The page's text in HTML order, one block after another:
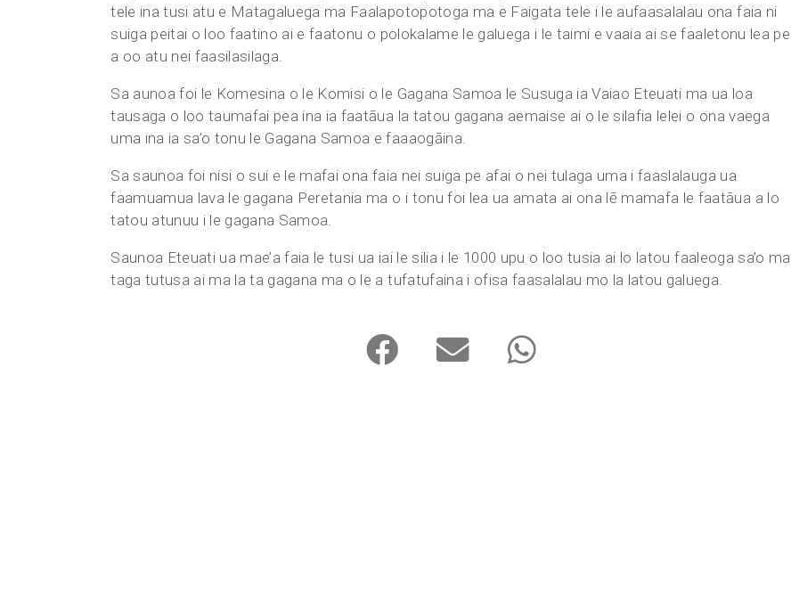
tele ina tusi atu e Matagaluega ma Faalapotopotoga ma e Faigata tele i le aufaasalalau ona faia ni
suiga peitai o loo faatino ai e faatonu o polokalame le galuega i le taimi e vaaia ai se faaletonu lea pe
a oo atu nei faasilasilaga.
Sa aunoa foi le Komesina o le Komisi o le Gagana Samoa le Susuga ia Vaiao Eteuati ma ua loa
tausaga o loo taumafai pea ina ia faatāua la tatou gagana aemaise ai o le silafia lelei o ona vaega
uma ina ia sa’o tonu le Gagana Samoa e faaaogāina.
Sa saunoa foi nisi o sui e le mafai ona faia nei suiga pe afai o nei tulaga uma i faaslalauga ua
faamuamua lava le gagana Peretania ma o i tonu foi lea ua amata ai ona lē mamafa le faatāua a lo
tatou atunuu i le gagana Samoa.
Saunoa Eteuati ua mae’a faia le tusi ua iai le silia i le 1000 upu o loo tusia ai lo latou faaleoga sa’o ma
taga tutusa ai ma la ta gagana ma o le a tufatufaina i ofisa faasalalau mo la latou galuega.